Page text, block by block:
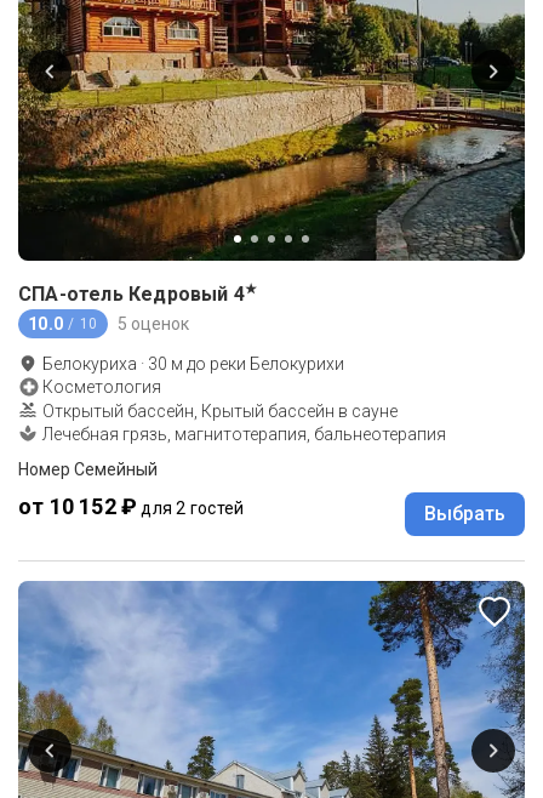
СПА-отель Кедровый 4★
10.0 / 10 5 оценок
Белокуриха · 30 м до реки Белокурихи
Косметология
Открытый бассейн, Крытый бассейн в сауне
Лечебная грязь, магнитотерапия, бальнеотерапия
Номер Семейный
от 10 152 ₽ для 2 гостей Выбрать